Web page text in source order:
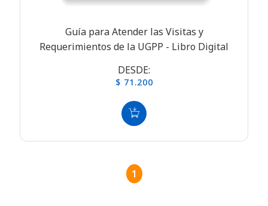
Guía para Atender las Visitas y
Requerimientos de la UGPP - Libro Digital
DESDE:
$ 71.200
1